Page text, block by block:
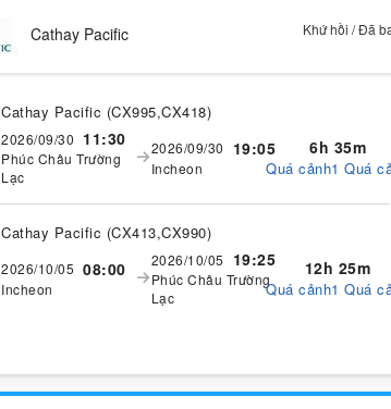
Cathay Pacific
Khứ hồi / Đã
Cathay Pacific (CX995,CX418)
2026/09/30 11:30
Phúc Châu Trường
Lạc
2026/09/30 19:05
Incheon
6h 35m
Quá cảnh1 Quá
Cathay Pacific (CX413,CX990)
2026/10/05 08:00
Incheon
2026/10/05 19:25
Phúc Châu Trường
Lạc
12h 25m
Quá cảnh1 Quá